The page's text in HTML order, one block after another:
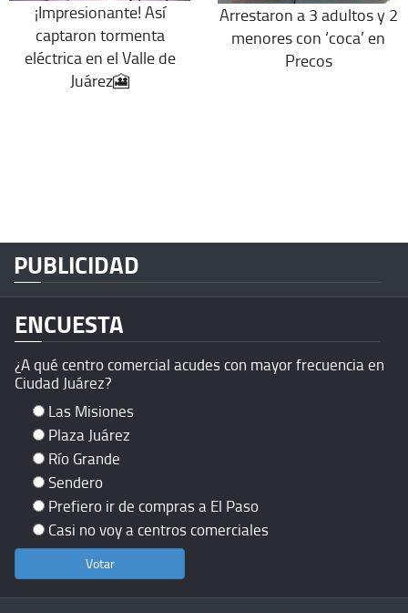
¡Impresionante! Así
captaron tormenta
eléctrica en el Valle de
Juárez🎦
Arrestaron a 3 adultos y 2
menores con ‘coca’ en
Precos
PUBLICIDAD
ENCUESTA
¿A qué centro comercial acudes con mayor frecuencia en
Ciudad Juárez?
Las Misiones
Plaza Juárez
Río Grande
Sendero
Prefiero ir de compras a El Paso
Casi no voy a centros comerciales